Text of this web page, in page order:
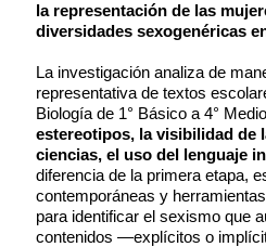
la representación de las
diversidades sexogenéricas
La investigación analiza de
representativa de textos
Biología de 1° Básico a 4°
estereotipos, la visibilidad de
ciencias, el uso del lenguaje
diferencia de la primera etapa,
contemporáneas y
para identificar el sexismo que
contenidos —explícitos o